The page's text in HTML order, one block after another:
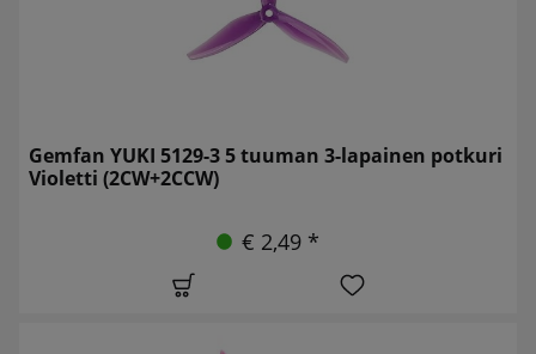
Gemfan YUKI 5129-3 5 tuuman 3-lapainen potkuri
Violetti (2CW+2CCW)
€ 2,49 *